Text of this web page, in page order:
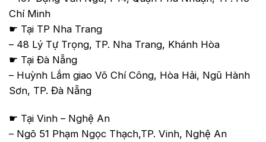
Chí Minh
☛ Tại TP Nha Trang
– 48 Lý Tự Trọng, TP. Nha Trang, Khánh Hòa
☛ Tại Đà Nẵng
– Huỳnh Lắm giao Võ Chí Công, Hòa Hải, Ngũ Hành
Sơn, TP. Đà Nẵng
☛ Tại Vinh – Nghệ An
– Ngõ 51 Phạm Ngọc Thạch,TP. Vinh, Nghệ An